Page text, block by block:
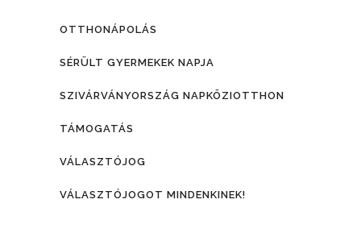
OTTHONÁPOLÁS
SÉRÜLT GYERMEKEK NAPJA
SZIVÁRVÁNYORSZÁG NAPKÖZIOTTHON
TÁMOGATÁS
VÁLASZTÓJOG
VÁLASZTÓJOGOT MINDENKINEK!